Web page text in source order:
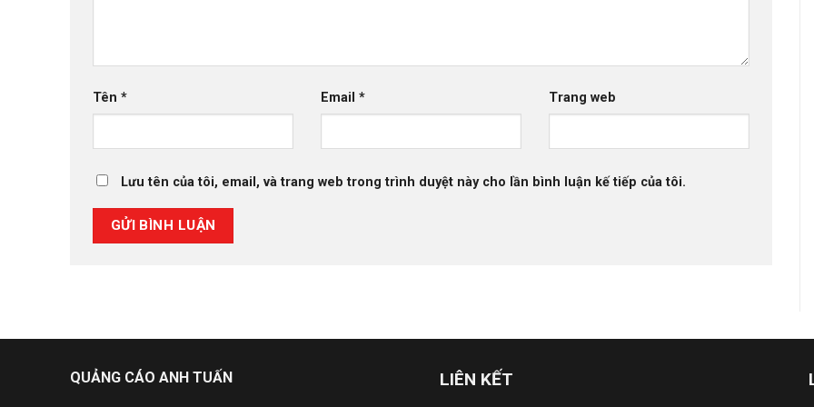
Tên * Email* Trang web
Lưu tên của tôi, email, và trang web trong trình duyệt này cho lần bình luận kế tiếp của tôi.
QUẢNG CÁO ANH TUẤN LIÊN KẾT